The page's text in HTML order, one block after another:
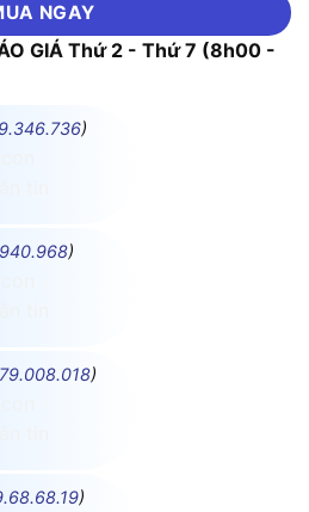
NGAY
GIÁ Thứ 2 - Thứ 7 (8h00 -
)
)
)
)